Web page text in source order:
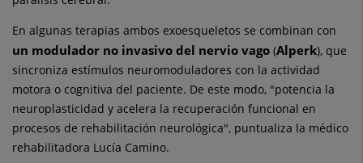
En algunas terapias ambos exoesqueletos se combinan con
un modulador no invasivo del nervio vago (Alperk), que
sincroniza estímulos neuromoduladores con la actividad
motora o cognitiva del paciente. De este modo, "potencia la
neuroplasticidad y acelera la recuperación funcional en
procesos de rehabilitación neurológica", puntualiza la médico
rehabilitadora Lucía Camino.​